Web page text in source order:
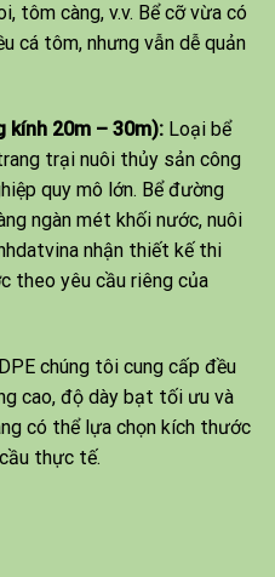
tôm càng, v.v. Bể cỡ vừa có
cá tôm, nhưng vẫn dễ quản
kính 20m – 30m):Loại bể
trại nuôi thủy sản công
quy mô lớn. Bể đường
ngàn mét khối nước, nuôi
nhận thiết kế thi
theo yêu cầu riêng của
chúng tôi cung cấp đều
cao, độ dày bạt tối ưu và
có thể lựa chọn kích thước
thực tế.